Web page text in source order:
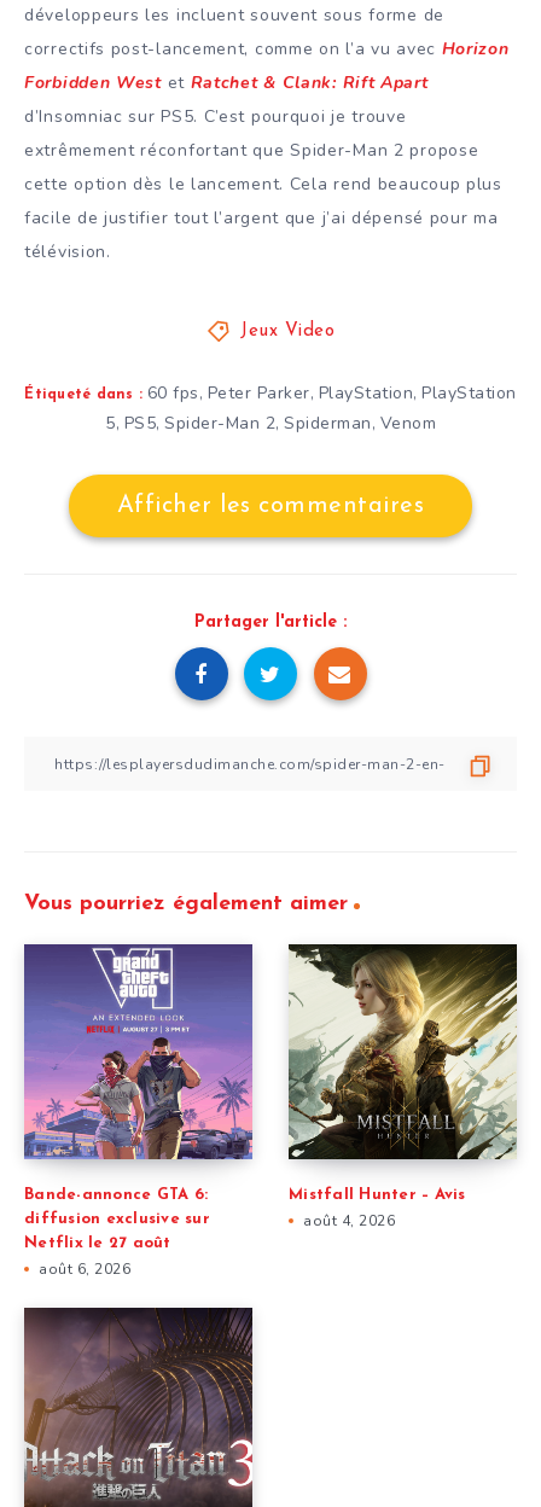
développeurs les incluent souvent sous forme de
correctifs post-lancement, comme on l’a vu avec Horizon
Forbidden Westet Ratchet & Clank: Rift Apart
d’Insomniac sur PS5. C’est pourquoi je trouve
extrêmement réconfortant que Spider-Man 2 propose
cette option dès le lancement. Cela rend beaucoup plus
facile de justifier tout l’argent que j’ai dépensé pour ma
télévision.
Jeux Video
Étiqueté dans : 60 fps, Peter Parker, PlayStation,PlayStation
5, PS5, Spider-Man 2, Spiderman, Venom
Afficher les commentaires
Partager l'article :
Vous pourriez également aimer
Bande-annonce GTA 6:
diffusion exclusive sur
Netflix le 27 août
août 6, 2026
Mistfall Hunter – Avis
août 4, 2026